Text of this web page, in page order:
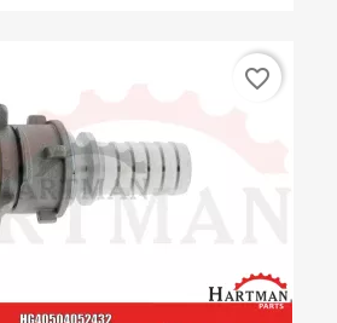
favorite_border